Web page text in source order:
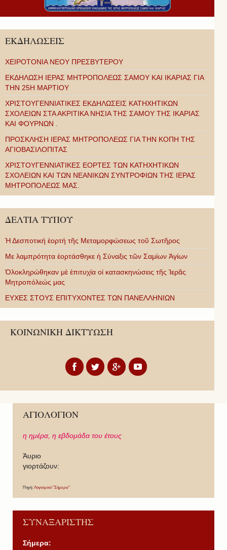
ΕΚΔΗΛΩΣΕΙΣ
ΧΕΙΡΟΤΟΝΙΑ ΝΕΟΥ ΠΡΕΣΒΥΤΕΡΟΥ
ΕΚΔΗΛΩΣΗ ΙΕΡΑΣ ΜΗΤΡΟΠΟΛΕΩΣ ΣΑΜΟΥ ΚΑΙ ΙΚΑΡΙΑΣ ΓΙΑ
ΤΗΝ 25Η ΜΑΡΤΙΟΥ
ΧΡΙΣΤΟΥΓΕΝΝΙΑΤΙΚΕΣ ΕΚΔΗΛΩΣΕΙΣ ΚΑΤΗΧΗΤΙΚΩΝ
ΣΧΟΛΕΙΩΝ ΣΤΑ ΑΚΡΙΤΙΚΑ ΝΗΣΙΑ ΤΗΣ ΣΑΜΟΥ ΤΗΣ ΙΚΑΡΙΑΣ
ΚΑΙ ΦΟΥΡΝΩΝ .
ΠΡΟΣΚΛΗΣΗ ΙΕΡΑΣ ΜΗΤΡΟΠΟΛΕΩΣ ΓΙΑ ΤΗΝ ΚΟΠΗ ΤΗΣ
ΑΓΙΟΒΑΣΙΛΟΠΙΤΑΣ
ΧΡΙΣΤΟΥΓΕΝΝΙΑΤΙΚΕΣ ΕΟΡΤΕΣ ΤΩΝ ΚΑΤΗΧΗΤΙΚΩΝ
ΣΧΟΛΕΙΩΝ ΚΑΙ ΤΩΝ ΝΕΑΝΙΚΩΝ ΣΥΝΤΡΟΦΙΩΝ ΤΗΣ ΙΕΡΑΣ
ΜΗΤΡΟΠΟΛΕΩΣ ΜΑΣ.
ΔΕΛΤΙΑ ΤΥΠΟΥ
Ἡ Δεσποτική ἑορτή τῆς Μεταμορφώσεως τοῦ Σωτῆρος
Με λαμπρότητα ἑορτάσθηκε ἡ Σύναξις τῶν Σαμίων Ἁγίων
Ὁλοκληρώθηκαν μὲ ἐπιτυχία οἱ κατασκηνώσεις τῆς Ἱερᾶς
Μητροπόλεώς μας
ΕΥΧΕΣ ΣΤΟΥΣ ΕΠΙΤΥΧΟΝΤΕΣ ΤΩΝ ΠΑΝΕΛΛΗΝΙΩΝ
ΚΟΙΝΩΝΙΚΗ ΔΙΚΤΥΩΣΗ
ΑΓΙΟΛΟΓΙΟΝ
η ημέρα, η εβδομάδα του έτους
Άυριο
γιορτάζουν:
Πηγή: Λογισμικό "Σήμερα"
ΣΥΝΑΞΑΡΙΣΤΗΣ
Σήμερα: